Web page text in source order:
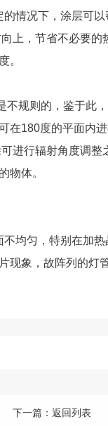
情况下，涂层可以
上，节省不必要的
。
规则的，鉴于此
在180度的平面内
进行辐射角度调整
物体。
均匀，特别在加热
现象，故阵列的灯
下一篇： 返回列表